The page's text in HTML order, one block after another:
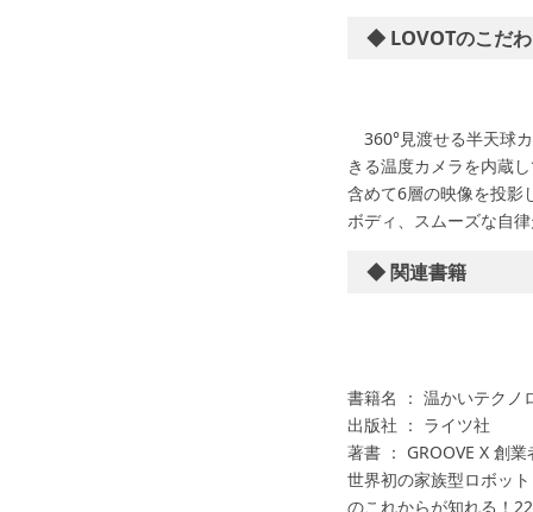
◆ LOVOTのこだ
360°見渡せる半天球
きる温度カメラを内蔵
含めて6層の映像を投影
ボディ、スムーズな自
◆ 関連書籍
書籍名 ： 温かいテク
出版社 ： ライツ社
著書 ： GROOVE X 創
世界初の家族型ロボッ
のこれからが知れる！